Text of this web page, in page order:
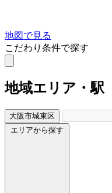
地図で見る
こだわり条件で探す
地域エリア・駅
大阪市城東区
エリアから探す